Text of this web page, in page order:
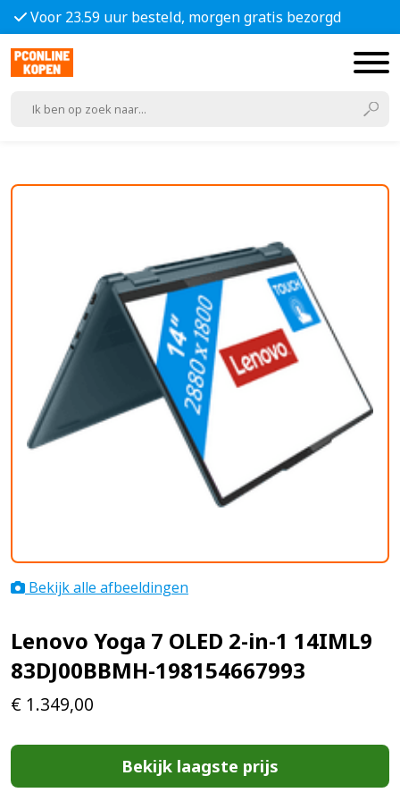
Voor 23.59 uur besteld, morgen gratis bezorgd
Bekijk alle afbeeldingen
Lenovo Yoga 7 OLED 2-in-1 14IML9
83DJ00BBMH-198154667993
€ 1.349,00
Bekijk laagste prijs